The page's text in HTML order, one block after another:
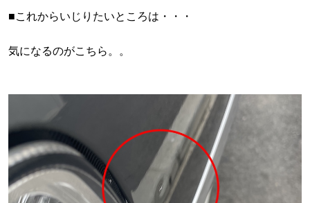
■これからいじりたいところは・・・
気になるのがこちら。。